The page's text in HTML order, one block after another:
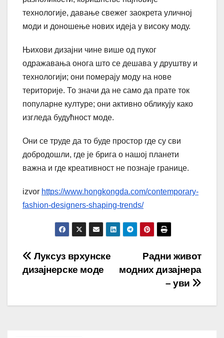
технологије, давање свежег заокрета уличној
моди и доношење нових идеја у високу моду.
Њихови дизајни чине више од пуког
одражавања онога што се дешава у друштву и
технологији; они померају моду на нове
територије. То значи да не само да прате ток
популарне културе; они активно обликују како
изгледа будућност моде.
Они се труде да то буде простор где су сви
добродошли, где је брига о нашој планети
важна и где креативност не познаје границе.
izvor https://www.hongkongda.com/contemporary-
fashion-designers-shaping-trends/
Post
navigation
Радни живот
модних дизајнера
– уви
Луксуз врхунске
дизајнерске моде